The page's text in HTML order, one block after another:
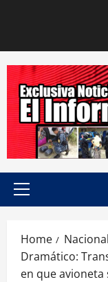
Primary
Home
Dramático:
en que avioneta